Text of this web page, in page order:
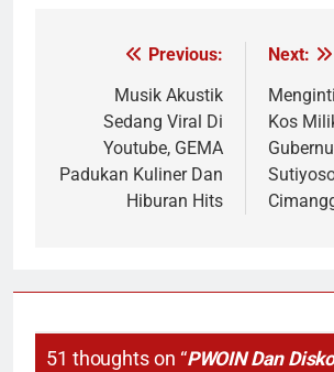
NavigasiPrevious:
Musik Akustik
Sedang Viral Di
Youtube, GEMA
Padukan Kuliner Dan
Hiburan Hits
Next:
Kos
51 thoughts on “PWOIN Dan